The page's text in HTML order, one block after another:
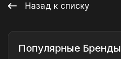
Назад к списку
Популярные Бренды